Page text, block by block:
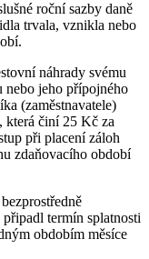
roční sazby daně
trvala, vznikla nebo
náhrady svému
nebo jeho přípojného
(zaměstnavatele)
která činí 25 Kč za
při placení záloh
zdaňovacího období
termín splatnosti
obdobím měsíce